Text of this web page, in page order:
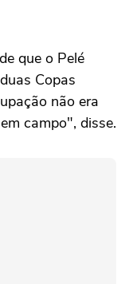
que o Pelé
Copas
não era
campo", disse.